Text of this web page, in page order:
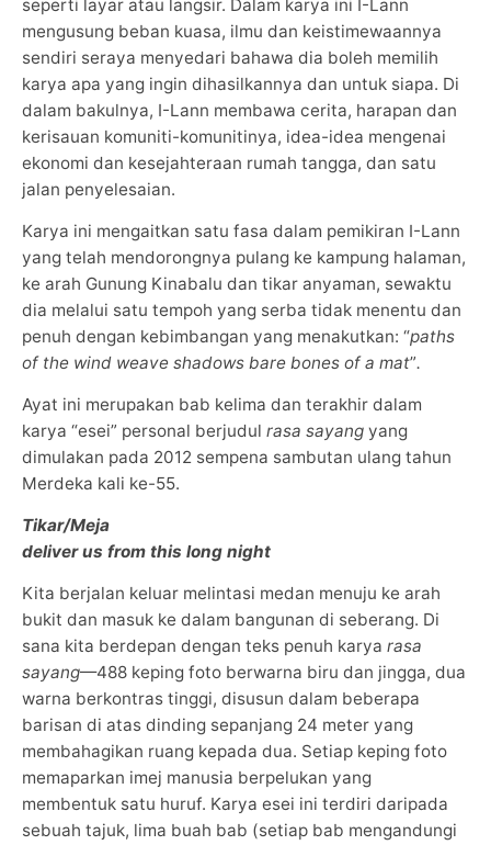
seperti layar atau langsir. Dalam karya ini I-Lann
mengusung beban kuasa, ilmu dan keistimewaannya
sendiri seraya menyedari bahawa dia boleh memilih
karya apa yang ingin dihasilkannya dan untuk siapa. Di
dalam bakulnya, I-Lann membawa cerita, harapan dan
kerisauan komuniti-komunitinya, idea-idea mengenai
ekonomi dan kesejahteraan rumah tangga, dan satu
jalan penyelesaian.
Karya ini mengaitkan satu fasa dalam pemikiran I-Lann
yang telah mendorongnya pulang ke kampung halaman,
ke arah Gunung Kinabalu dan tikar anyaman, sewaktu
dia melalui satu tempoh yang serba tidak menentu dan
penuh dengan kebimbangan yang menakutkan: “paths
of the wind weave shadows bare bones of a mat”.
Ayat ini merupakan bab kelima dan terakhir dalam
karya “esei” personal berjudul rasa sayang yang
dimulakan pada 2012 sempena sambutan ulang tahun
Merdeka kali ke-55.
Tikar/Meja
deliver us from this long night
Kita berjalan keluar melintasi medan menuju ke arah
bukit dan masuk ke dalam bangunan di seberang. Di
sana kita berdepan dengan teks penuh karya rasa
sayang—488 keping foto berwarna biru dan jingga, dua
warna berkontras tinggi, disusun dalam beberapa
barisan di atas dinding sepanjang 24 meter yang
membahagikan ruang kepada dua. Setiap keping foto
memaparkan imej manusia berpelukan yang
membentuk satu huruf. Karya esei ini terdiri daripada
sebuah tajuk, lima buah bab (setiap bab mengandungi